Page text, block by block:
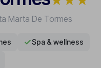
Marta De Tormes
Spa & wellness